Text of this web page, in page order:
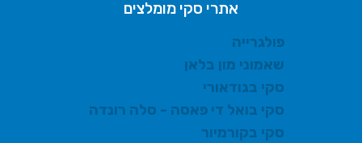
אתרי סקי מומלצים
פולגרייה
שאמוני מון בלאן
סקי בגודאורי
סקי בואל די פאסה - סלה רונדה
סקי בקורמיור